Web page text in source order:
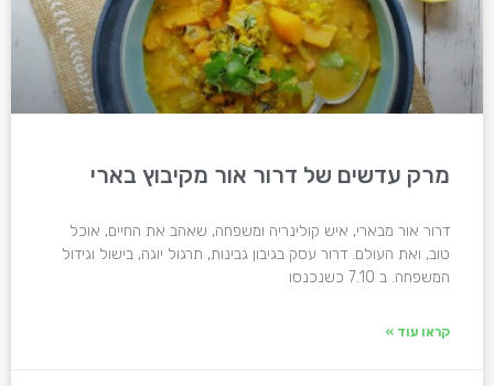
מרק עדשים של דרור אור מקיבוץ בארי
דרור אור מבארי, איש קולינריה ומשפחה, שאהב את החיים, אוכל
טוב, ואת העולם. דרור עסק בגיבון גבינות, תרגול יוגה, בישול וגידול
המשפחה. ב 7.10 כשנכנסו
קראו עוד »